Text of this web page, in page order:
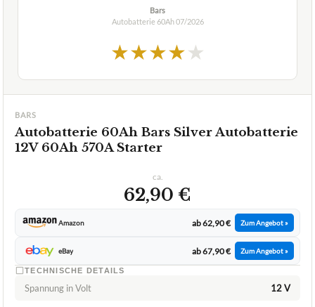
Bars
Autobatterie 60Ah07/2026
★★★★★
BARS
Autobatterie 60Ah Bars Silver Autobatterie
12V 60Ah 570A Starter
ca.
62,90 €
Amazon ab 62,90 € Zum Angebot »
eBay ab 67,90 € Zum Angebot »
TECHNISCHE DETAILS
Spannung in Volt 12 V